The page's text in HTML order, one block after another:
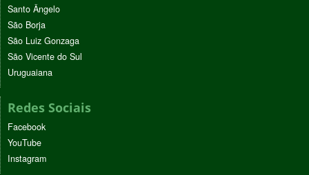
Santo Ângelo
São Borja
São Luiz Gonzaga
São Vicente do Sul
Uruguaiana
Redes Sociais
Facebook
YouTube
Instagram